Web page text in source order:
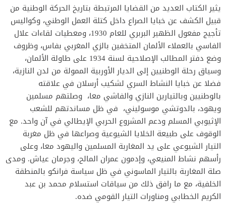
يثير الكتاب العديد من القضايا المرتبطة بتاريخ الحركة الوطنية من
قبيل الكشف عن خبايا الصراع داخل كتلة العمل الوطني، وكواليس
تأجيج مفعول الظهير البربري للعام 1930، ومعطيات لقاءات علال
الفاسي بالعملاء الألمان المتخفين بالزي المغربي بفاس، وظروف
وضع دفتر المطالب الإصلاحية لسنة 1934 على طاولة الألمان،
وسياق رحلة الوطنيين إلى الديار الأوربية الممولة من لدن النازية،
فضلا عن خبايا النشاط السري لشكيب أرسلان في علاقته
بالوطنيين وبالتيارين النازي والفاشي معا، وصلتهم مسلمين
ويهود، بالدوتشي موسوليني، في ظل مساندتهم للشعب
الإثيوبي المسلم ودعم المشروع الحربي الإيطالي في آن واحد. مع
الوقوف على طبيعة الخلايا الشيوعية وصراعها في ظل مغربة
التيار الشيوعي على يد المغاربة المسلمين واليهود معا، وعلى
رأسهم نشاط المنيعي، وإدمون عمران المالح، وجرمان عياش. ومدى
صلة المغاربة بالتيار الماسوني في ظل سياسة فرانكو بالمنطقة
الخلفية، مع ما رافق ذلك من سياقات استسلام محمد بن عبد
الكريم الخطابي ومناورات التيار القومي ضده.